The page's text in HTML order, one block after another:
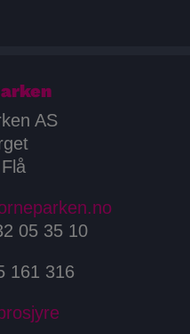
AS
05 35 10
161 316